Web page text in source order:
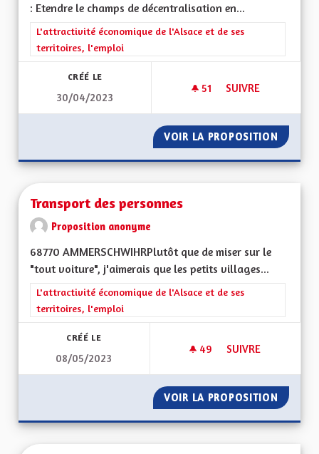
: Etendre le champs de décentralisation en...
Filtrer les résultats de la catégorie : L'attractivité
L'attractivité économique de l'Alsace et de ses
territoires, l'emploi
CRÉÉ LE
30/04/2023
51 51 ABONNÉS
SUIVRE
VOIR LA PROPOSITION
Transport des personnes
Proposition anonyme
68770 AMMERSCHWIHRPlutôt que de miser sur le
"tout voiture", j'aimerais que les petits villages...
Filtrer les résultats de la catégorie : L'attractivité
L'attractivité économique de l'Alsace et de ses
territoires, l'emploi
CRÉÉ LE
08/05/2023
49 49 ABONNÉS
SUIVRE
VOIR LA PROPOSITION